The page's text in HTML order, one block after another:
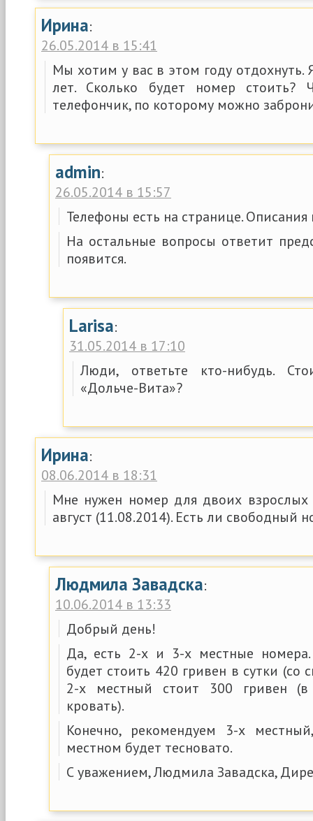
Ирина:
26.05.2014 в 15:41
Мы хотим у вас в этом году отдохнуть.
лет. Сколько будет номер
телефончик, по которому можно
admin:
26.05.2014 в 15:57
Телефоны есть на странице.
На остальные вопросы ответит
появится.
Larisa:
31.05.2014 в 17:10
Люди, ответьте кто-нибудь.
«Дольче-Вита»?
Ирина:
08.06.2014 в 18:31
Мне нужен номер для двоих взрослых
август (11.08.2014). Есть ли свободный
Людмила Завадска:
10.06.2014 в 13:33
Добрый день!
Да, есть 2-х и 3-х местные
будет стоить 420 гривен в сутки (со
2-х местный стоит 300 гривен
кровать).
Конечно, рекомендуем 3-х
местном будет тесновато.
С уважением, Людмила Завадска,